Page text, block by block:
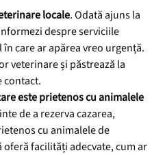
locale. Odată ajuns la
despre serviciile
care ar apărea vreo urgență.
veterinare și păstrează la
contact.
este prietenos cu animalele
de a rezerva cazarea,
cu animalele de
facilități adecvate, cum ar